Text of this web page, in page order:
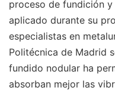
proceso de fundición
aplicado durante su
especialistas en
Politécnica de Madrid
fundido nodular ha
absorban mejor las